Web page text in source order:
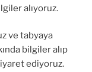
alıyoruz.
ve tabyaya
bilgiler alıp
ediyoruz.